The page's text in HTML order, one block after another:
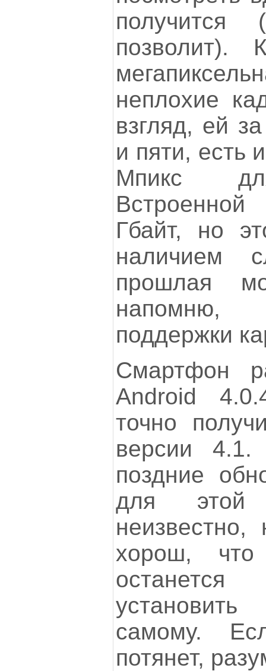
получится
позволит).
неплохие
взгляд, ей
и пяти, есть
Мпикс
Гбайт, но
наличием
прошлая
поддержки
Смартфон
Android
точно
версии
поздние
для этой
хорош,
самому.
потянет,